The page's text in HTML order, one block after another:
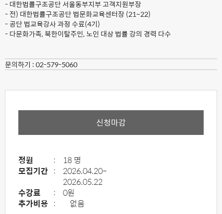
- 대한법률구조공단 서울동부지부 고객지원부장
- 전) 대한법률구조공단 법문화교육센터장 (21~22)
- 공단 법교육강사 과정 수료(4기)
- 다문화가족, 북한이탈주민, 노인 대상 법률 강의 경력 다수
문의하기 :02-579-5060
신청마감
정원 :
18 명
모집기간 :
2026.04.20~
2026.05.22
수강료
:
0원
추가비용 : 없음